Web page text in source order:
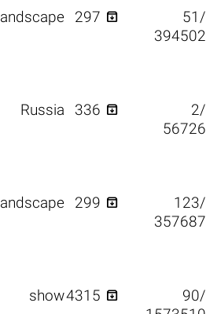
landscape 297 
51/
394502
Russia 336 
2/
56726
landscape 299 
123/
357687
show4315 
90/